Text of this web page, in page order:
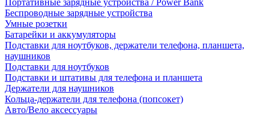
Портативные зарядные устройства / Power Bank
Беспроводные зарядные устройства
Умные розетки
Батарейки и аккумуляторы
Подставки для ноутбуков, держатели телефона, планшета,
наушников
Подставки для ноутбуков
Подставки и штативы для телефона и планшета
Держатели для наушников
Кольца-держатели для телефона (попсокет)
Авто/Вело аксессуары